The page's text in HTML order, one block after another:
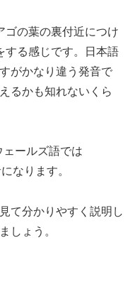
ゴの葉の裏付近につけ
する感じです。日本語
がかなり違う発音で
るかも知れないくら
ールズ語では
なります。
て分かりやすく説明し
しょう。